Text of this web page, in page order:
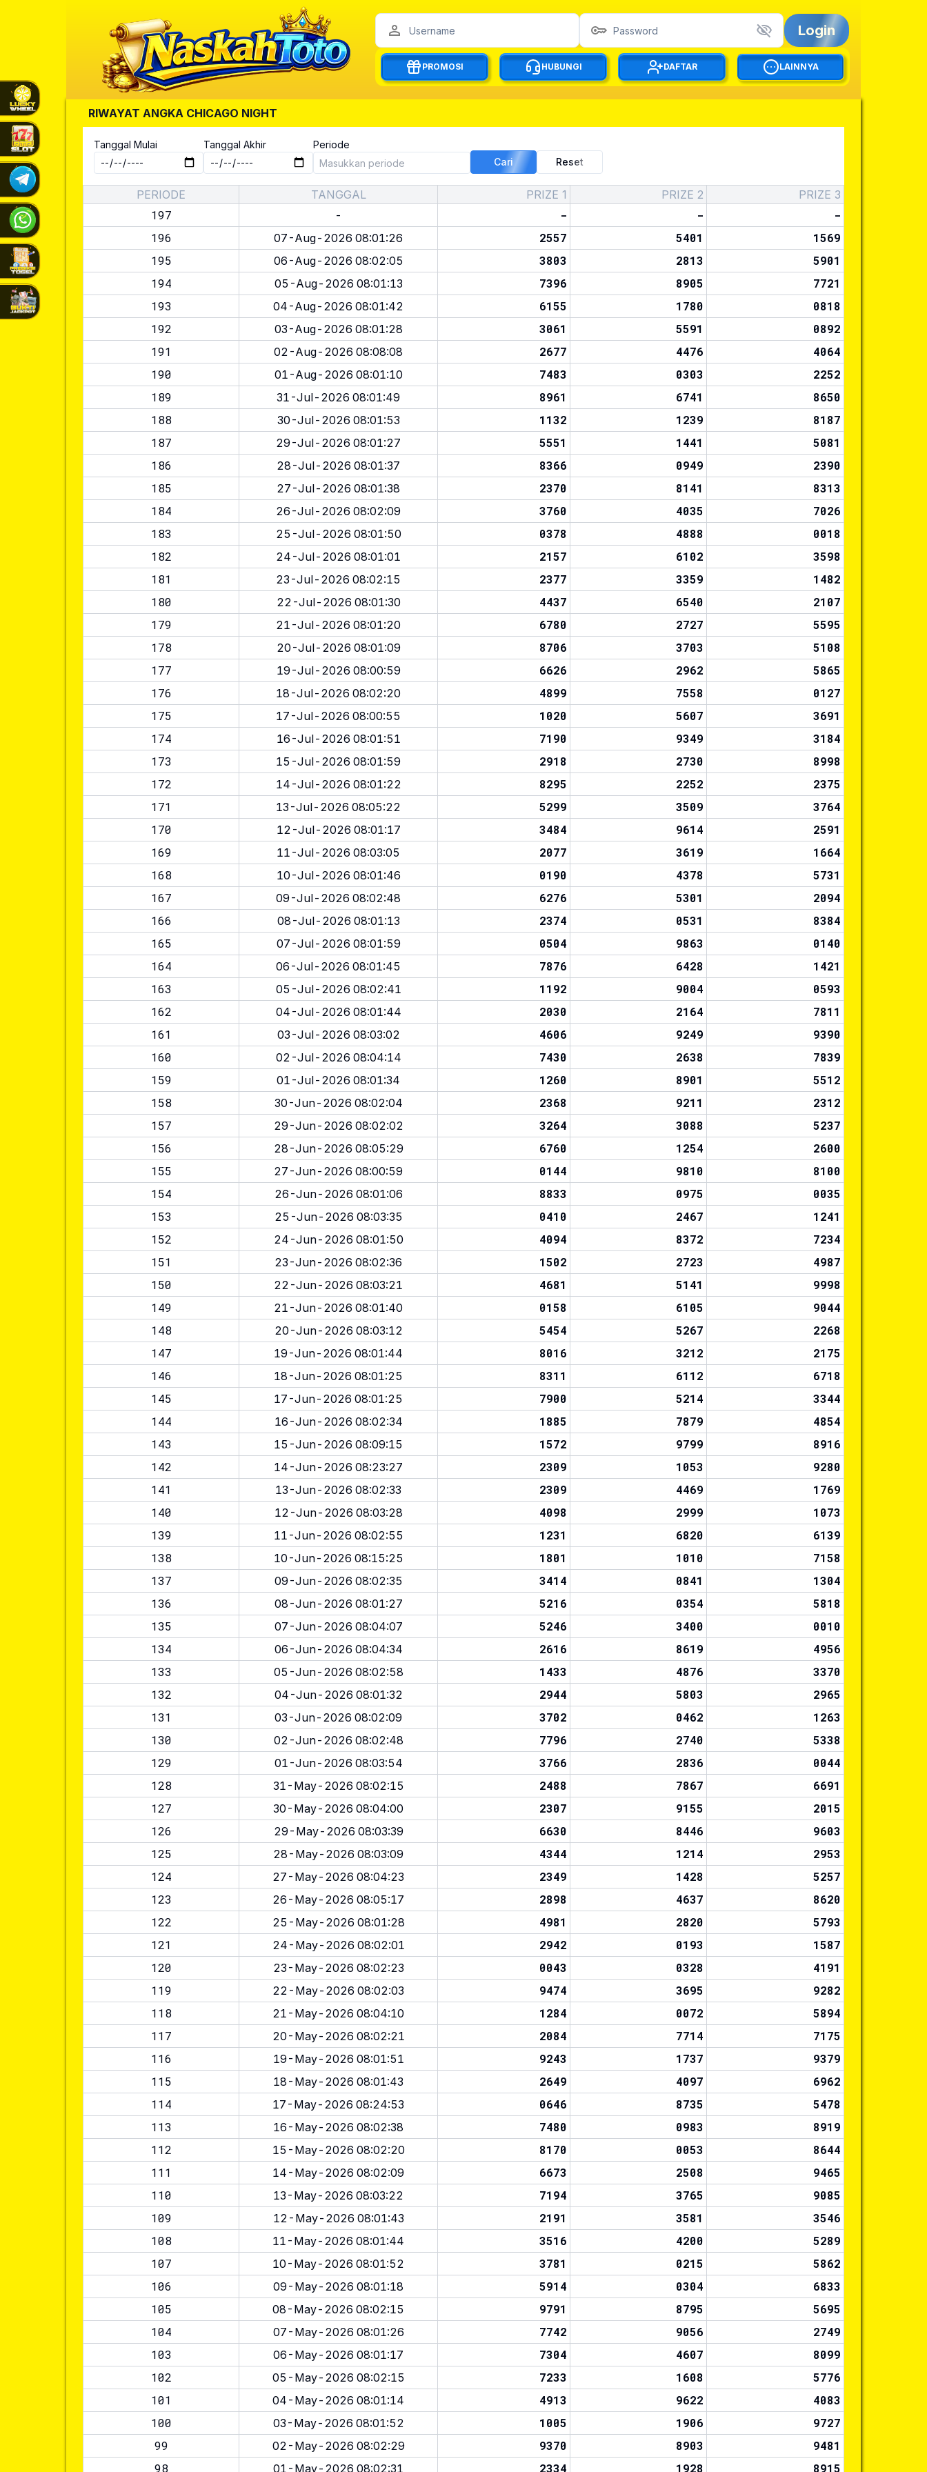
Login
PROMOSI HUBUNGI DAFTAR LAINNYA
RIWAYAT ANGKA CHICAGO NIGHT
Tanggal Mulai Tanggal Akhir
Periode
Cari
Reset
PERIODE TANGGAL PRIZE 1 PRIZE 2 PRIZE 3
197 - - -
-
196
07-Aug-2026 08:01:26 2557 5401
1569
195
06-Aug-2026 08:02:05 3803 2813
5901
194
05-Aug-2026 08:01:13 7396 8905
7721
193
04-Aug-2026 08:01:42 6155 1780
0818
192
03-Aug-2026 08:01:28 3061 5591
0892
191
02-Aug-2026 08:08:08 2677 4476
4064
190
01-Aug-2026 08:01:10 7483 0303
2252
189
31-Jul-2026 08:01:49 8961 6741
8650
188
30-Jul-2026 08:01:53 1132 1239
8187
187
29-Jul-2026 08:01:27 5551 1441
5081
186
28-Jul-2026 08:01:37 8366 0949
2390
185
27-Jul-2026 08:01:38 2370 8141
8313
184
26-Jul-2026 08:02:09 3760 4035
7026
183
25-Jul-2026 08:01:50 0378 4888
0018
182
24-Jul-2026 08:01:01 2157 6102
3598
181
23-Jul-2026 08:02:15 2377 3359
1482
180
22-Jul-2026 08:01:30 4437 6540
2107
179
21-Jul-2026 08:01:20 6780 2727
5595
178
20-Jul-2026 08:01:09 8706 3703
5108
177
19-Jul-2026 08:00:59 6626 2962
5865
176
18-Jul-2026 08:02:20 4899 7558
0127
175
17-Jul-2026 08:00:55 1020 5607
3691
174
16-Jul-2026 08:01:51 7190 9349
3184
173
15-Jul-2026 08:01:59 2918 2730
8998
172
14-Jul-2026 08:01:22 8295 2252
2375
171
13-Jul-2026 08:05:22 5299 3509
3764
170
12-Jul-2026 08:01:17 3484 9614
2591
169
11-Jul-2026 08:03:05 2077 3619
1664
168
10-Jul-2026 08:01:46 0190 4378
5731
167
09-Jul-2026 08:02:48 6276 5301
2094
166
08-Jul-2026 08:01:13 2374 0531
8384
165
07-Jul-2026 08:01:59 0504 9863
0140
164
06-Jul-2026 08:01:45 7876 6428
1421
163
05-Jul-2026 08:02:41 1192 9004
0593
162
04-Jul-2026 08:01:44 2030 2164
7811
161
03-Jul-2026 08:03:02 4606 9249
9390
160
02-Jul-2026 08:04:14 7430 2638
7839
159
01-Jul-2026 08:01:34 1260 8901
5512
158
30-Jun-2026 08:02:04 2368 9211
2312
157
29-Jun-2026 08:02:02 3264 3088
5237
156
28-Jun-2026 08:05:29 6760 1254
2600
155
27-Jun-2026 08:00:59 0144 9810
8100
154
26-Jun-2026 08:01:06 8833 0975
0035
153
25-Jun-2026 08:03:35 0410 2467
1241
152
24-Jun-2026 08:01:50 4094 8372
7234
151
23-Jun-2026 08:02:36 1502 2723
4987
150
22-Jun-2026 08:03:21 4681 5141
9998
149
21-Jun-2026 08:01:40 0158 6105
9044
148
20-Jun-2026 08:03:12 5454 5267
2268
147
19-Jun-2026 08:01:44 8016 3212
2175
146
18-Jun-2026 08:01:25 8311 6112
6718
145
17-Jun-2026 08:01:25 7900 5214
3344
144
16-Jun-2026 08:02:34 1885 7879
4854
143
15-Jun-2026 08:09:15 1572 9799
8916
142
14-Jun-2026 08:23:27 2309 1053
9280
141
13-Jun-2026 08:02:33 2309 4469
1769
140
12-Jun-2026 08:03:28 4098 2999
1073
139
11-Jun-2026 08:02:55 1231 6820
6139
138
10-Jun-2026 08:15:25 1801 1010
7158
137
09-Jun-2026 08:02:35 3414 0841
1304
136
08-Jun-2026 08:01:27 5216 0354
5818
135
07-Jun-2026 08:04:07 5246 3400
0010
134
06-Jun-2026 08:04:34 2616 8619
4956
133
05-Jun-2026 08:02:58 1433 4876
3370
132
04-Jun-2026 08:01:32 2944 5803
2965
131
03-Jun-2026 08:02:09 3702 0462
1263
130
02-Jun-2026 08:02:48 7796 2740
5338
129
01-Jun-2026 08:03:54 3766 2836
0044
128
31-May-2026 08:02:15 2488 7867
6691
127
30-May-2026 08:04:00 2307 9155
2015
126
29-May-2026 08:03:39 6630 8446
9603
125
28-May-2026 08:03:09 4344 1214
2953
124
27-May-2026 08:04:23 2349 1428
5257
123
26-May-2026 08:05:17 2898 4637
8620
122
25-May-2026 08:01:28 4981 2820
5793
121
24-May-2026 08:02:01 2942 0193
1587
120
23-May-2026 08:02:23 0043 0328
4191
119
22-May-2026 08:02:03 9474 3695
9282
118
21-May-2026 08:04:10 1284 0072
5894
117
20-May-2026 08:02:21 2084 7714
7175
116
19-May-2026 08:01:51 9243 1737
9379
115
18-May-2026 08:01:43 2649 4097
6962
114
17-May-2026 08:24:53 0646 8735
5478
113
16-May-2026 08:02:38 7480 0983
8919
112
15-May-2026 08:02:20 8170 0053
8644
111
14-May-2026 08:02:09 6673 2508
9465
110
13-May-2026 08:03:22 7194 3765
9085
109
12-May-2026 08:01:43 2191 3581
3546
108
11-May-2026 08:01:44 3516 4200
5289
107
10-May-2026 08:01:52 3781 0215
5862
106
09-May-2026 08:01:18 5914 0304
6833
105
08-May-2026 08:02:15 9791 8795
5695
104
07-May-2026 08:01:26 7742 9056
2749
103
06-May-2026 08:01:17 7304 4607
8099
102
05-May-2026 08:02:15 7233 1608
5776
101
04-May-2026 08:01:14 4913 9622
4083
100
03-May-2026 08:01:52 1005 1906
9727
99
02-May-2026 08:02:29 9370 8903
9481
98
01-May-2026 08:02:31 2334 1928 8915